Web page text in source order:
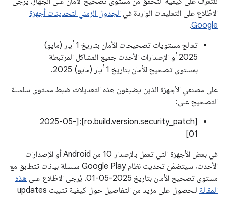
الاطّلاع على التعليمات الواردة في الجدول الزمني لتحديثات أجهزة
Google
.
تعالج مستويات تصحيحات الأمان بتاريخ 1 أيار (مايو)
2025 أو الإصدارات الأحدث جميع المشاكل المرتبطة
بمستوى تصحيح الأمان بتاريخ 1 أيار (مايو) 2025.
على مصنعي الأجهزة الذين يضيفون هذه التعديلات ضبط مستوى سلسلة
التصحيح على:
[ro.build.version.security_patch]:[2025-05-
01]
في بعض الأجهزة التي تعمل بالإصدار 10 من Android أو الإصدارات
الأحدث، سيتضمّن تحديث نظام Google Play سلسلة بيانات تتطابق مع
مستوى تصحيح الأمان بتاريخ ‎01-05-2025. يُرجى الاطّلاع على
هذه
المقالة
للحصول على مزيد من التفاصيل حول كيفية تثبيت updates